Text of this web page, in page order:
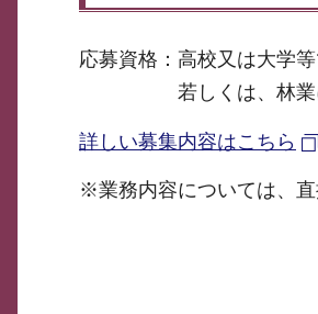
応募資格：高校又は大学
若しくは、林業に関
詳しい募集内容はこちら
※業務内容については、直